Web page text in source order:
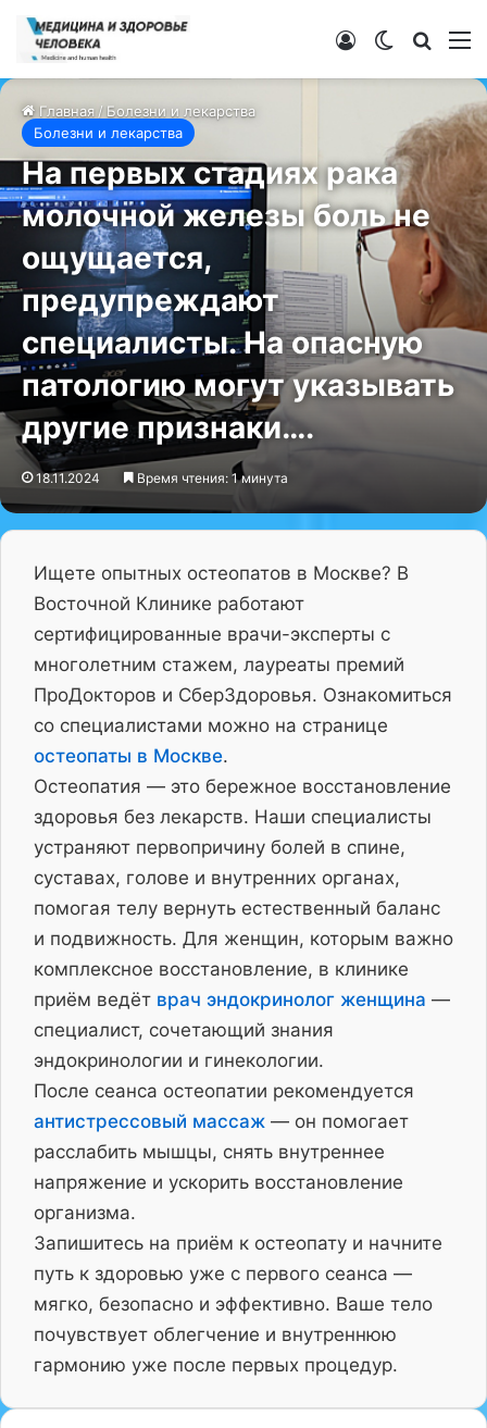
Switch skin
Войти
Главная /Болезни и лекарства
Болезни и лекарства
На первых стадиях рака
молочной железы боль не
ощущается,
предупреждают
специалисты. На опасную
патологию могут указывать
другие признаки….
18.11.2024 Время чтения: 1 минута
Ищете опытных остеопатов в Москве? В
Восточной Клинике работают
сертифицированные врачи-эксперты с
многолетним стажем, лауреаты премий
ПроДокторов и СберЗдоровья. Ознакомиться
со специалистами можно на странице
остеопаты в Москве.
Остеопатия — это бережное восстановление
здоровья без лекарств. Наши специалисты
устраняют первопричину болей в спине,
суставах, голове и внутренних органах,
помогая телу вернуть естественный баланс
и подвижность. Для женщин, которым важно
комплексное восстановление, в клинике
приём ведёт врач эндокринолог женщина —
специалист, сочетающий знания
эндокринологии и гинекологии.
После сеанса остеопатии рекомендуется
антистрессовый массаж — он помогает
расслабить мышцы, снять внутреннее
напряжение и ускорить восстановление
организма.
Запишитесь на приём к остеопату и начните
путь к здоровью уже с первого сеанса —
мягко, безопасно и эффективно. Ваше тело
почувствует облегчение и внутреннюю
гармонию уже после первых процедур.